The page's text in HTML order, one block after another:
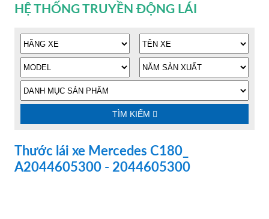
HỆ THỐNG TRUYỀN ĐỘNG LÁI
TÌM KIẾM
Thước lái xe Mercedes C180_
A2044605300 - 2044605300